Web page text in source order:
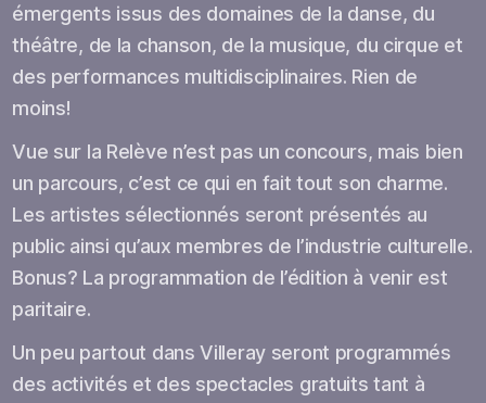
émergents issus des domaines de la danse, du
théâtre, de la chanson, de la musique, du cirque et
des performances multidisciplinaires. Rien de
moins!
Vue sur la Relève n’est pas un concours, mais bien
un parcours, c’est ce qui en fait tout son charme.
Les artistes sélectionnés seront présentés au
public ainsi qu’aux membres de l’industrie culturelle.
Bonus? La programmation de l’édition à venir est
paritaire.
Un peu partout dans Villeray seront programmés
des activités et des spectacles gratuits tant à